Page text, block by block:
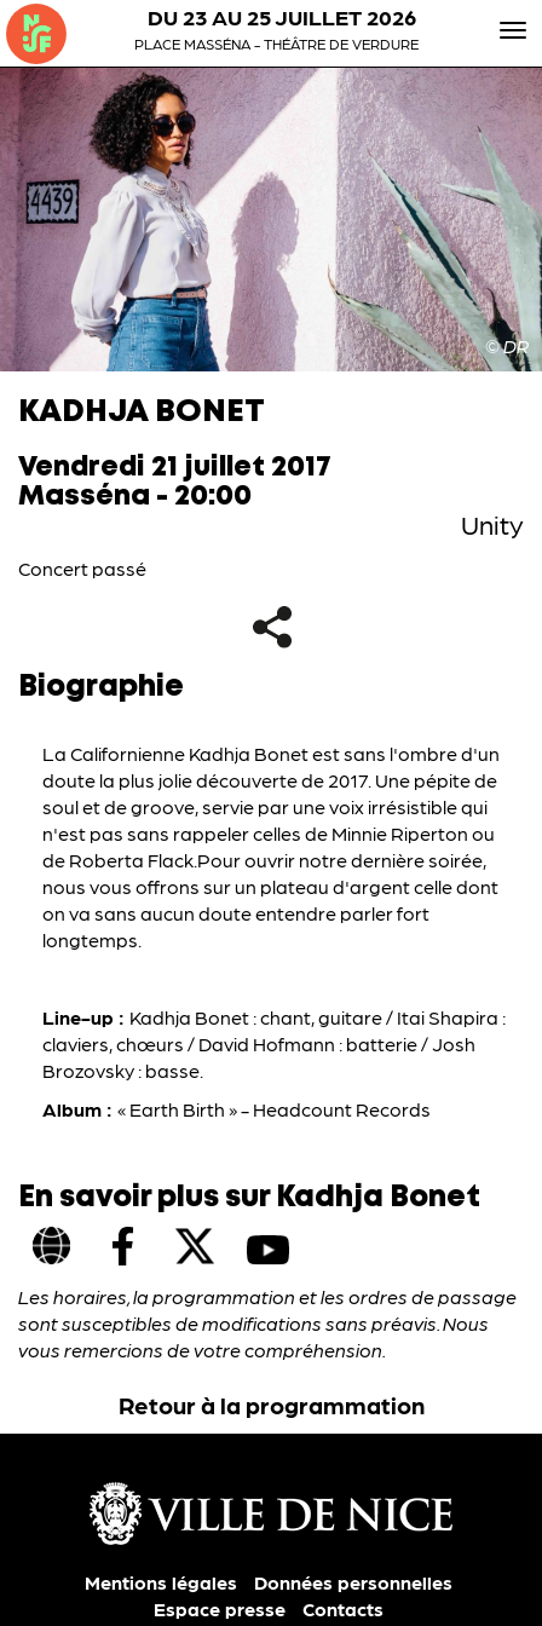
DU 23 AU 25 JUILLET 2026
PLACE MASSÉNA - THÉÂTRE DE VERDURE
© DR
KADHJA BONET
Vendredi 21 juillet 2017
Masséna - 20:00
Unity
Concert passé
Biographie
La Californienne Kadhja Bonet est sans l'ombre d'un
doute la plus jolie découverte de 2017. Une pépite de
soul et de groove, servie par une voix irrésistible qui
n'est pas sans rappeler celles de Minnie Riperton ou
de Roberta Flack.Pour ouvrir notre dernière soirée,
nous vous offrons sur un plateau d'argent celle dont
on va sans aucun doute entendre parler fort
longtemps.
Line-up : Kadhja Bonet : chant, guitare / Itai Shapira :
claviers, chœurs / David Hofmann : batterie / Josh
Brozovsky : basse.
Album : « Earth Birth » - Headcount Records
En savoir plus sur Kadhja Bonet
Les horaires, la programmation et les ordres de passage
sont susceptibles de modifications sans préavis. Nous
vous remercions de votre compréhension.
Retour à la programmation
Mentions légales
Données personnelles
Espace presse
Contacts